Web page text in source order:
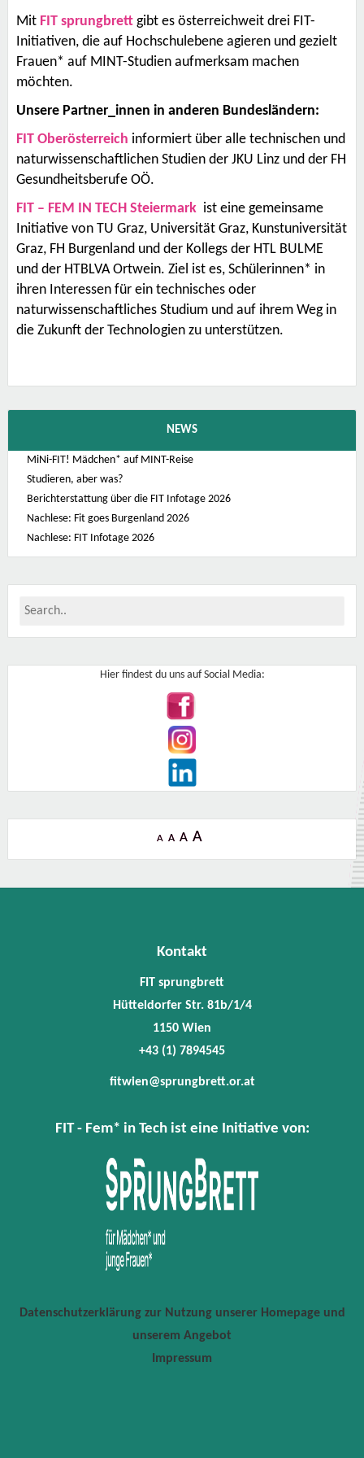
Mit FIT sprungbrett gibt es österreichweit drei FIT-
Initiativen, die auf Hochschulebene agieren und gezielt
Frauen* auf MINT-Studien aufmerksam machen
möchten.
Unsere Partner_innen in anderen Bundesländern:
FIT Oberösterreich informiert über alle technischen und
naturwissenschaftlichen Studien der JKU Linz und der FH
Gesundheitsberufe OÖ.
FIT – FEM IN TECH Steiermark ist eine gemeinsame
Initiative von TU Graz, Universität Graz, Kunstuniversität
Graz, FH Burgenland und der Kollegs der HTL BULME
und der HTBLVA Ortwein. Ziel ist es, Schülerinnen* in
ihren Interessen für ein technisches oder
naturwissenschaftliches Studium und auf ihrem Weg in
die Zukunft der Technologien zu unterstützen.
NEWS
MiNi-FIT! Mädchen* auf MINT-Reise
Studieren, aber was?
Berichterstattung über die FIT Infotage 2026
Nachlese: Fit goes Burgenland 2026
Nachlese: FIT Infotage 2026
Hier findest du uns auf Social Media:
A A A A
Kontakt
FIT sprungbrett
Hütteldorfer Str. 81b/1/4
1150 Wien
+43 (1) 7894545
fitwien@sprungbrett.or.at
FIT - Fem* in Tech ist eine Initiative von:
Datenschutzerklärung zur Nutzung unserer Homepage und
unserem Angebot
Impressum